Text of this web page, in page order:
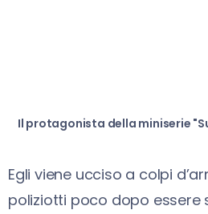
Il protagonista della miniserie
Egli viene ucciso a colpi
poliziotti poco dopo essere